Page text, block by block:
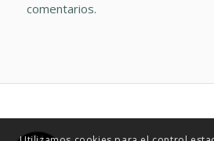
comentarios.